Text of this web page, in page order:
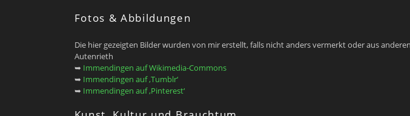
Fotos & Abbildungen
Die hier gezeigten Bilder wurden von mir erstellt, falls nicht anders vermerkt oder aus
Autenrieth
➥ Immendingen auf Wikimedia-Commons
➥ Immendingen auf ‚Tumblr‘
➥ Immendingen auf ‚Pinterest‘